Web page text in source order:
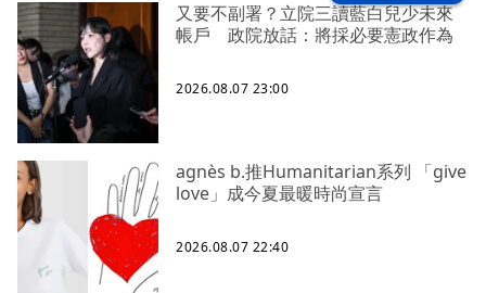
又要不副署？立院三讀藍白兒少未來
帳戶 政院放話：將採必要憲政作為
2026.08.07 23:00
agnès b.推Humanitarian系列 「give
love」成今夏最暖時尚宣言
2026.08.07 22:40